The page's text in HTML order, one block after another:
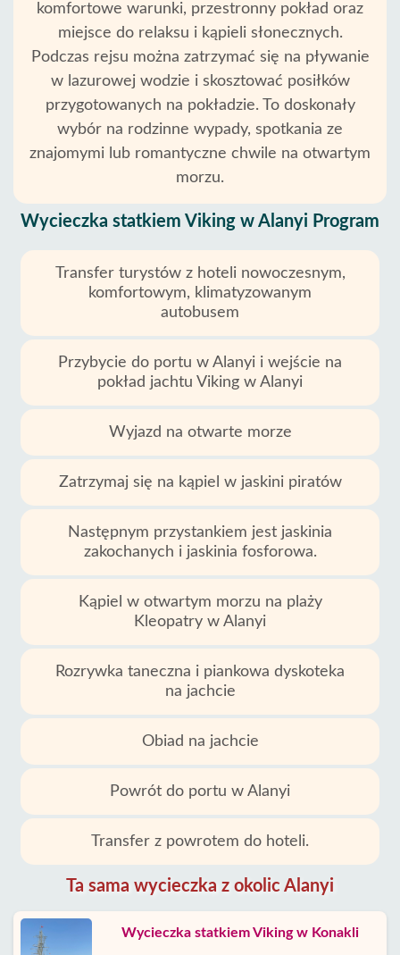
komfortowe warunki, przestronny pokład oraz
miejsce do relaksu i kąpieli słonecznych.
Podczas rejsu można zatrzymać się na pływanie
w lazurowej wodzie i skosztować posiłków
przygotowanych na pokładzie. To doskonały
wybór na rodzinne wypady, spotkania ze
znajomymi lub romantyczne chwile na otwartym
morzu.
Wycieczka statkiem Viking w Alanyi Program
Transfer turystów z hoteli nowoczesnym,
komfortowym, klimatyzowanym
autobusem
Przybycie do portu w Alanyi i wejście na
pokład jachtu Viking w Alanyi
Wyjazd na otwarte morze
Zatrzymaj się na kąpiel w jaskini piratów
Następnym przystankiem jest jaskinia
zakochanych i jaskinia fosforowa.
Kąpiel w otwartym morzu na plaży
Kleopatry w Alanyi
Rozrywka taneczna i piankowa dyskoteka
na jachcie
Obiad na jachcie
Powrót do portu w Alanyi
Transfer z powrotem do hoteli.
Ta sama wycieczka z okolic Alanyi
Wycieczka statkiem Viking w Konakli